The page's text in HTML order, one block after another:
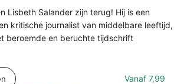
Lisbeth Salander zijn terug! Hij is een
kritische journalist van middelbare leeftijd,
beroemde en beruchte tijdschrift
Vanaf 7,99